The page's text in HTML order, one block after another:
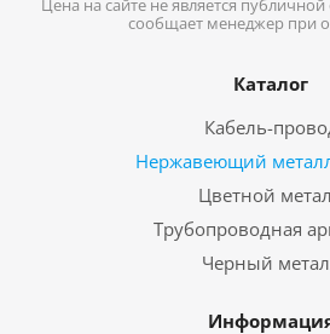
Цена на сайте не является
сообщает менеджер при
Каталог
Кабель-
Нержавеющий
Цветной
Трубопроводная
Черный